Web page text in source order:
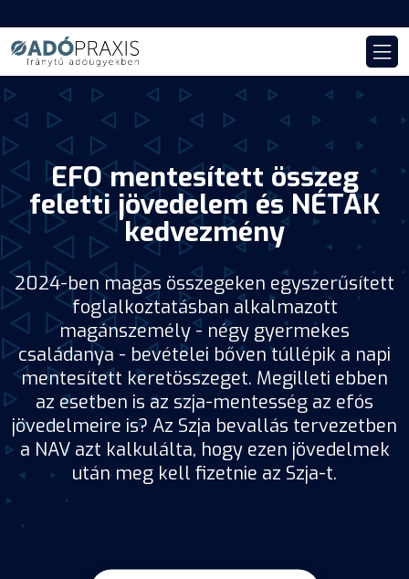
EFO mentesített összeg
feletti jövedelem és NÉTAK
kedvezmény
2024-ben magas összegeken egyszerűsített
foglalkoztatásban alkalmazott
magánszemély - négy gyermekes
családanya - bevételei bőven túllépik a napi
mentesített keretösszeget. Megilleti ebben
az esetben is az szja-mentesség az efós
jövedelmeire is? Az Szja bevallás tervezetben
a NAV azt kalkulálta, hogy ezen jövedelmek
után meg kell fizetnie az Szja-t.